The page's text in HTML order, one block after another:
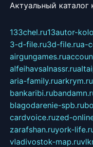
Актуальный
133chel.ru13autor-
3-d-file.ru3d-file.rua-
airgungames.ru
alfeihavsalnassr.ru
aria-family.ruarkrym.ru
bankaribi.ru
blagodarenie-spb.ru
cardvoice.ruzed-
zarafshan.ruyork-
vladivostok-map.ru